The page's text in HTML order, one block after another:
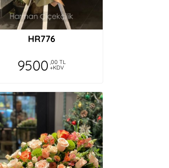
HR776
9500 ,00 TL
+KDV